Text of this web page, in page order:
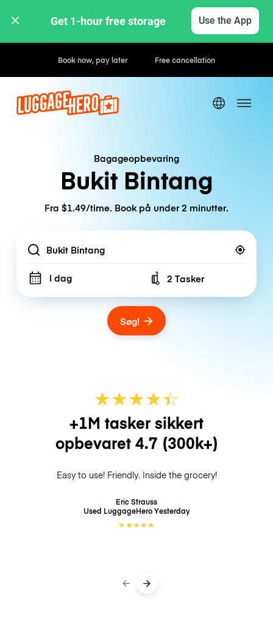
Get 1-hour free storage Use the App
Book now, pay later Free cancellation
Bagageopbevaring
Bukit Bintang
Fra $1.49/time. Book på under 2 minutter.
Location
I dag Number of bags
2 Tasker
Søg!
★★★★☆
★
+1M tasker sikkert
opbevaret 4.7 (300k+)
Easy to use! Friendly. Inside the grocery!
Eric Strauss
Used LuggageHeroYesterday
★★★★★